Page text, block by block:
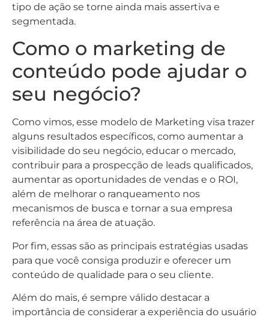
tipo de ação se torne ainda mais assertiva e
segmentada.
Como o marketing de
conteúdo pode ajudar o
seu negócio?
Como vimos, esse modelo de Marketing visa trazer
alguns resultados específicos, como aumentar a
visibilidade do seu negócio, educar o mercado,
contribuir para a prospecção de leads qualificados,
aumentar as oportunidades de vendas e o ROI,
além de melhorar o ranqueamento nos
mecanismos de busca e tornar a sua empresa
referência na área de atuação.
Por fim, essas são as principais estratégias usadas
para que você consiga produzir e oferecer um
conteúdo de qualidade para o seu cliente.
Além do mais, é sempre válido destacar a
importância de considerar a experiência do usuário